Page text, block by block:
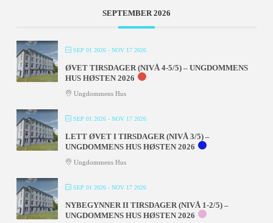
SEPTEMBER 2026
SEP 01 2026- NOV 17 2026
ØVET TIRSDAGER (NIVÅ 4-5/5) – UNGDOMMENS
HUS HØSTEN 2026
Ungdommens Hus
SEP 01 2026- NOV 17 2026
LETT ØVET I TIRSDAGER (NIVÅ 3/5) –
UNGDOMMENS HUS HØSTEN 2026
Ungdommens Hus
SEP 01 2026- NOV 17 2026
NYBEGYNNER II TIRSDAGER (NIVÅ 1-2/5) –
UNGDOMMENS HUS HØSTEN 2026